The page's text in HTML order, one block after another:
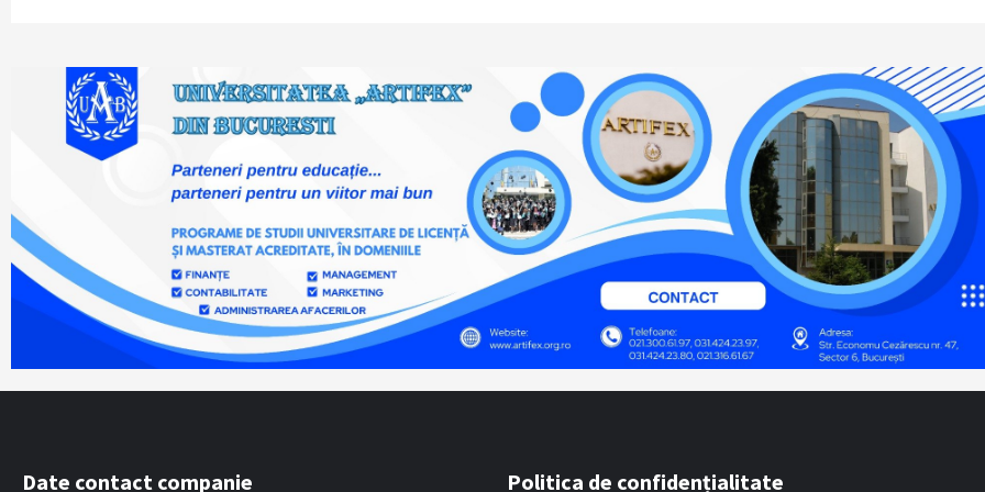
Date contact companie Politica de confidențialitate